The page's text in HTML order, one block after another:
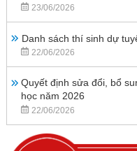
23/06/2026
Danh sách thí sinh dự
22/06/2026
Quyết định sửa đổi, bổ
học năm 2026
22/06/2026